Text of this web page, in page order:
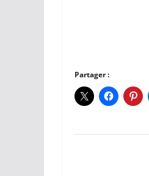
Partager :